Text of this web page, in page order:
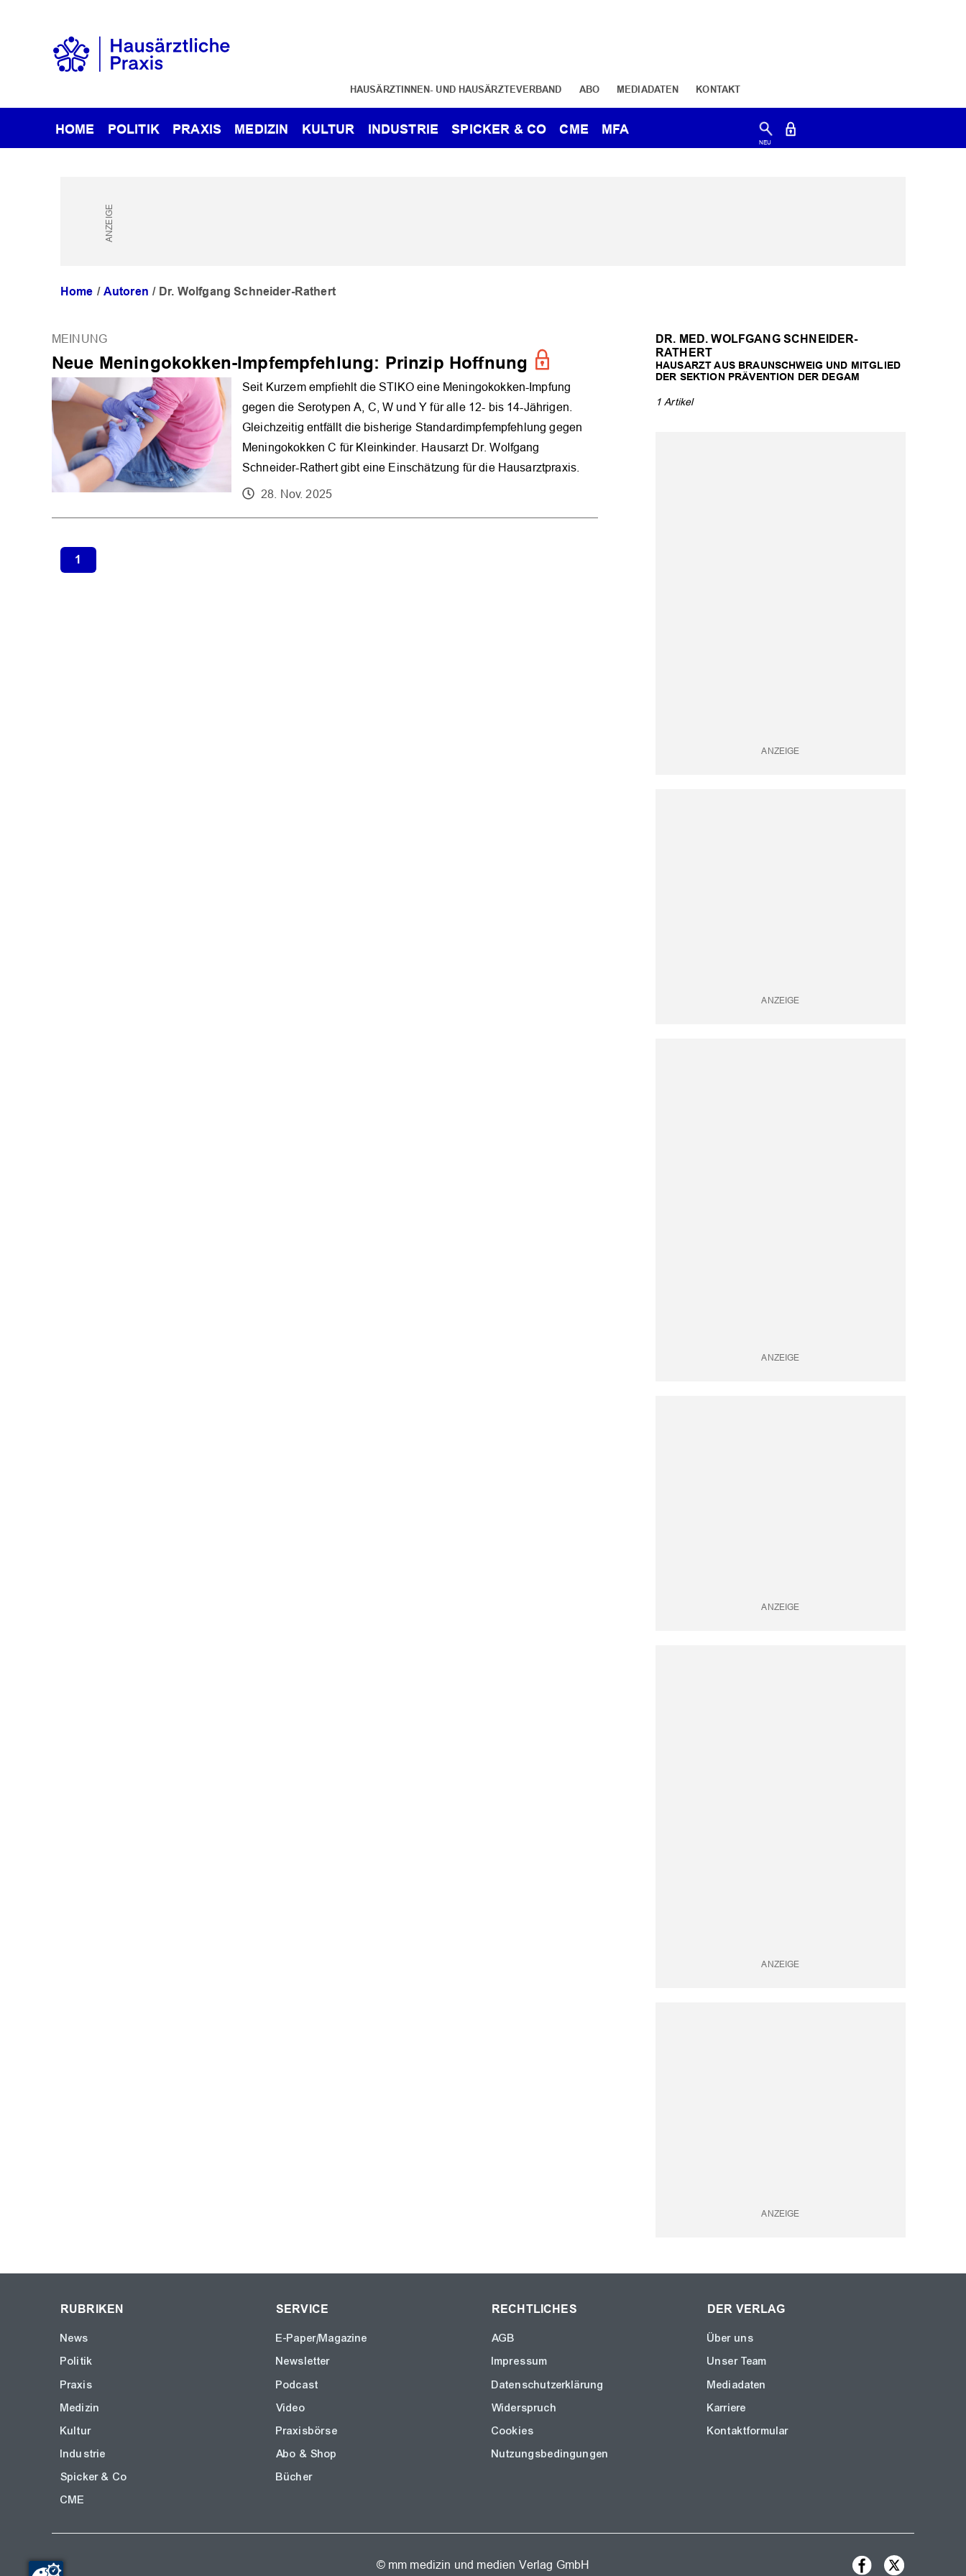
HAUSÄRZTINNEN- UND HAUSÄRZTEVERBAND ABO MEDIADATEN KONTAKT
HOME POLITIK PRAXIS MEDIZIN KULTUR INDUSTRIE SPICKER & CO CME MFA
Home Autoren Dr. Wolfgang Schneider-Rathert
DR. MED. WOLFGANG SCHNEIDER-
RATHERT
HAUSARZT AUS BRAUNSCHWEIG UND MITGLIED
DER SEKTION PRÄVENTION DER DEGAM
1 Artikel
MEINUNG
Neue Meningokokken-Impfempfehlung: Prinzip Hoffnung
Seit Kurzem empfiehlt die STIKO eine Meningokokken-Impfung
gegen die Serotypen A, C, W und Y für alle 12- bis 14-Jährigen.
Gleichzeitig entfällt die bisherige Standardimpfempfehlung gegen
Meningokokken C für Kleinkinder. Hausarzt Dr. Wolfgang
Schneider-Rathert gibt eine Einschätzung für die Hausarztpraxis.
28. Nov. 2025
1
RUBRIKEN
News
Politik
Praxis
Medizin
Kultur
Industrie
Spicker & Co
CME
SERVICE
E-Paper/Magazine
Newsletter
Podcast
Video
Praxisbörse
Abo & Shop
Bücher
RECHTLICHES
AGB
Impressum
Datenschutzerklärung
Widerspruch
Cookies
Nutzungsbedingungen
DER VERLAG
Über uns
Unser Team
Mediadaten
Karriere
Kontaktformular
© mm medizin und medien Verlag GmbH